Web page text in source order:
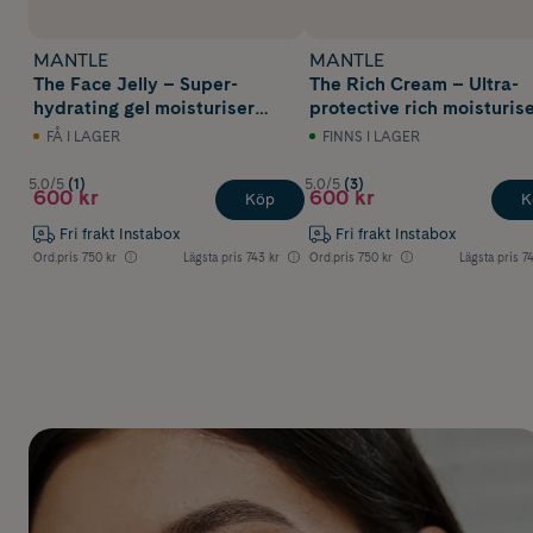
MANTLE
The Face Jelly – Super-
hydrating gel moisturiser
50ml
FÅ I LAGER
5.0/5 (1)
600 kr
Fri frakt Instabox
Ord.pris 750 kr Lägsta pris 743 kr
Köp
MANTLE
The Rich Cream – Ultra-
protective rich
50 ml
FINNS I LAGER
5.0/5 (3)
600 kr
Fri frakt Instabox
Ord.pris 750 kr Lägsta pris